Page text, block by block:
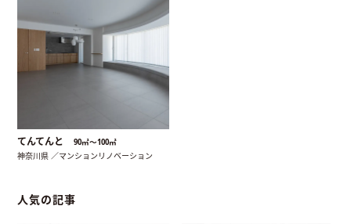
てんてんと 90㎡〜100㎡
神奈川県 ／マンションリノベーション
人気の記事